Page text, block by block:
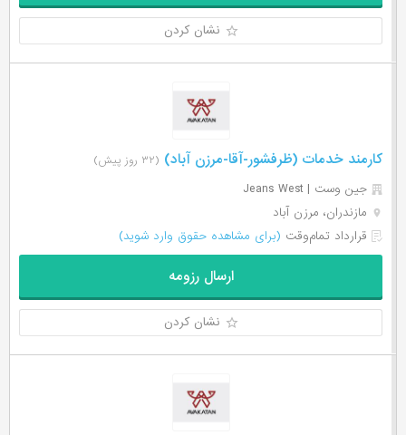
نشان کردن
کارمند خدمات (ظرفشور-آقا-مرزن آباد) (۳۲ روز پیش)
جین وست | Jeans West
مازندران، مرزن آباد
قرارداد تمام‌وقت (برای مشاهده حقوق وارد شوید)
ارسال رزومه
نشان کردن